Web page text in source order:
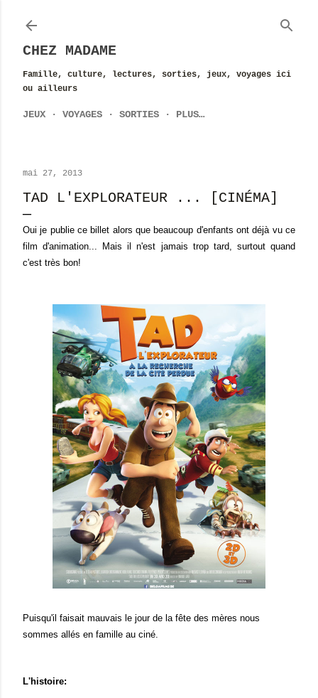
CHEZ MADAME
Famille, culture, lectures, sorties, jeux, voyages ici
ou ailleurs
JEUX VOYAGES SORTIES PLUS…
mai 27, 2013
TAD L'EXPLORATEUR ... [CINÉMA]
Oui je publie ce billet alors que beaucoup d'enfants ont déjà vu ce
film d'animation... Mais il n'est jamais trop tard, surtout quand
c'est très bon!
Puisqu'il faisait mauvais le jour de la fête des mères nous
sommes allés en famille au ciné.
L'histoire: